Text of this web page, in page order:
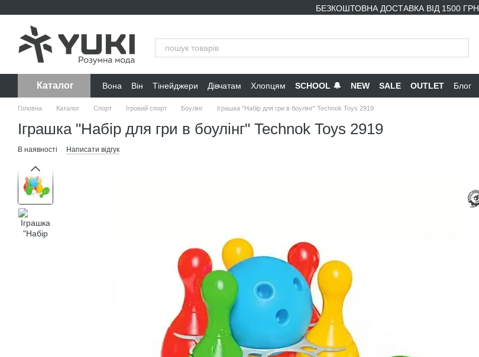
БЕЗКОШТОВНА ДОСТАВКА ВІД 1500 ГРН
Каталог Вона Він Тінейджери Дівчатам Хлопцям SCHOOL 🔔 NEW SALE OUTLET Блог
Головна Каталог Спорт Ігровий спорт Боулiнг Іграшка "Набір для гри в боулінг" Technok Toys 2919
Іграшка "Набір для гри в боулінг" Technok Toys 2919
В наявності Написати відгук